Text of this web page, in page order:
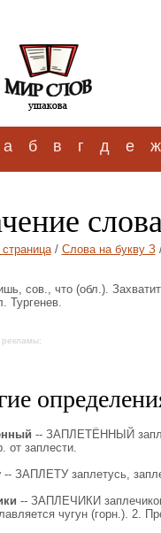
а б в г д е ж
/ Слова на букву З/
сов., что (обл.).
Тургенев.
рекламы:
-- ЗАПЛЕТЁННЫЙ
от заплести.
-- ЗАПЛЕТУ заплетусь,
-- ЗАПЛЕЧИКИ
чугун (горн.). 2.